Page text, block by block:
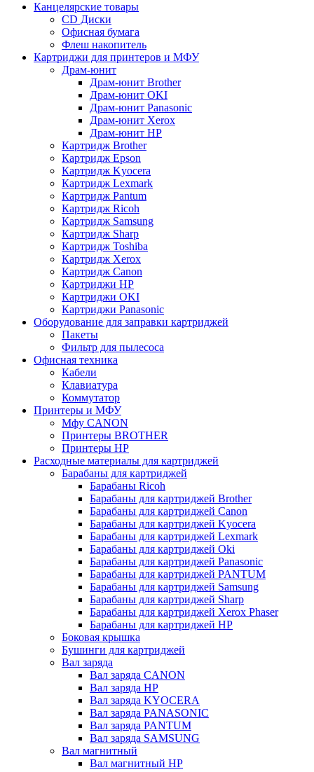
Канцелярские товары
CD Диски
Офисная бумага
Флеш накопитель
Картриджи для принтеров и МФУ
Драм-юнит
Драм-юнит Brother
Драм-юнит OKI
Драм-юнит Panasonic
Драм-юнит Xerox
Драм-юнит НР
Картридж Brother
Картридж Epson
Картридж Kyocera
Картридж Lexmark
Картридж Pantum
Картридж Ricoh
Картридж Samsung
Картридж Sharp
Картридж Toshiba
Картридж Xerox
Картридж Сanon
Картриджи HP
Картриджи OKI
Картриджи Panasonic
Оборудование для заправки картриджей
Пакеты
Фильтр для пылесоса
Офисная техника
Кабели
Клавиатура
Коммутатор
Принтеры и МФУ
Мфу CANON
Принтеры BROTHER
Принтеры HP
Расходные материалы для картриджей
Барабаны для картриджей
Барабаны Ricoh
Барабаны для картриджей Brother
Барабаны для картриджей Canon
Барабаны для картриджей Kyocera
Барабаны для картриджей Lexmark
Барабаны для картриджей Oki
Барабаны для картриджей Panasonic
Барабаны для картриджей PANTUM
Барабаны для картриджей Samsung
Барабаны для картриджей Sharp
Барабаны для картриджей Xerox Phaser
Барабаны для картриджей НР
Боковая крышка
Бушинги для картриджей
Вал заряда
Вал заряда CANON
Вал заряда HP
Вал заряда KYOCERA
Вал заряда PANASONIC
Вал заряда PANTUM
Вал заряда SAMSUNG
Вал магнитный
Вал магнитный HP